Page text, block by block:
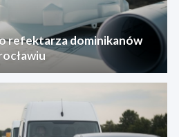
refektarza dominikanów